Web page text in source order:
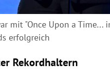
mit "Once Upon a
erfolgreich
Rekordhaltern